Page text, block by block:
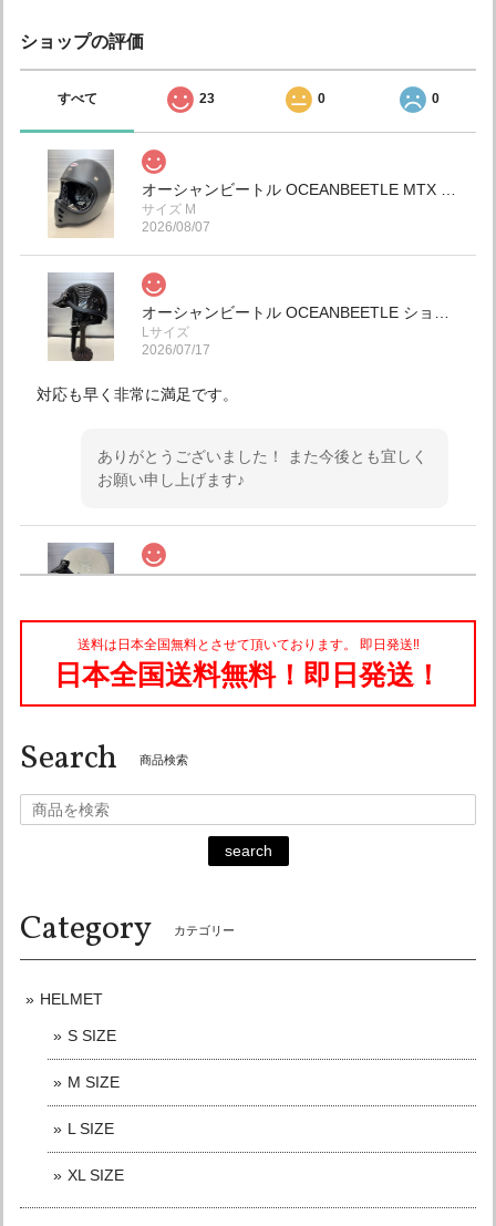
ショップの評価
すべて 23 0 0
オーシャンビートル OCEANBEETLE MTX 別注マット ダークグレー 各サイズ有り ペイズリーインナー黒仕様！ 送料無料！
サイズ M
2026/08/07
オーシャンビートル OCEANBEETLE ショーティー4 別注ブラックメタリック 各サイズ有り チンカップ黒 本皮クロコダイル型押し仕様 (鑑賞用.コレクション) SALE中！ 送料無料！インスタ.ホームページのみの限定販売！ (予約商品) 本日入荷してます！
Lサイズ
2026/07/17
対応も早く非常に満足です。
ありがとうございました！ また今後とも宜しく
お願い申し上げます♪
2026/07/13
とても早い、配送をして頂きありがとうございました。 商品
はもちろん満足で、また機会あれば利用したいと思います。
こちらこそ有難うございました。 また今後とも
宜しくお願い申し上げます♪
迅速な対応ありがとうございます。 また御機会がありました
2026/05/31
リピートでの購入。 商品問い合わせ,購入後は通話とメッセ
ージにてご連絡いただけ、発送も大変迅速で、信頼のおける
送料は日本全国無料とさせて頂いております。 即日発送‼︎
日本全国送料無料！即日発送！
Search 商品検索
search
Category カテゴリー
HELMET
S SIZE
M SIZE
L SIZE
XL SIZE